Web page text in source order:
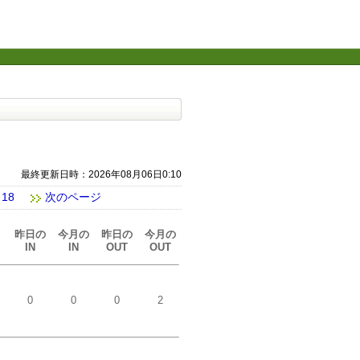
最終更新日時：2026年08月06日0:10
18 次のページ
昨日の
IN
今月の
IN
昨日の
OUT
今月の
OUT
0 0 0 2